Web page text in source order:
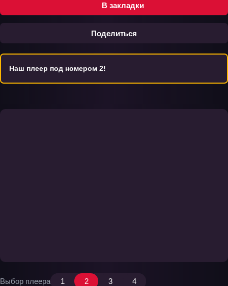
В закладки
Поделиться
Наш плеер под номером 2!
Выбор плеера 1 2 3 4